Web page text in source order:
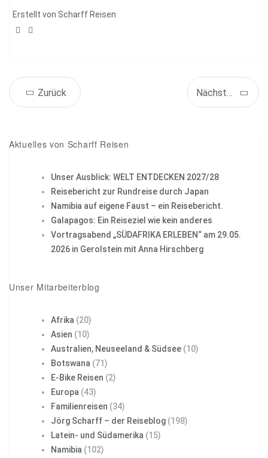
Erstellt von Scharff Reisen
+1 Zurück
Aktuelles von Scharff Reisen
Unser Ausblick: WELT ENTDECKEN 2027/28
Reisebericht zur Rundreise durch Japan
Namibia auf eigene Faust – ein Reisebericht.
Galapagos: Ein Reiseziel wie kein anderes
Vortragsabend „SÜDAFRIKA ERLEBEN“ am 29.05.
2026 in Gerolstein mit Anna Hirschberg
Unser Mitarbeiterblog
Afrika (20)
Asien (10)
Australien, Neuseeland & Südsee (10)
Botswana (71)
E-Bike Reisen (2)
Europa (43)
Familienreisen (34)
Jörg Scharff – der Reiseblog (198)
Latein- und Südamerika (15)
Namibia (102)